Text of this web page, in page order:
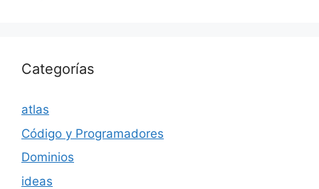
Categorías
atlas
Código y Programadores
Dominios
ideas